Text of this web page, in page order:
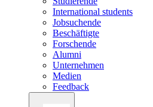
International students
Jobsuchende
Beschäftigte
Forschende
Alumni
Unternehmen
Medien
Feedback